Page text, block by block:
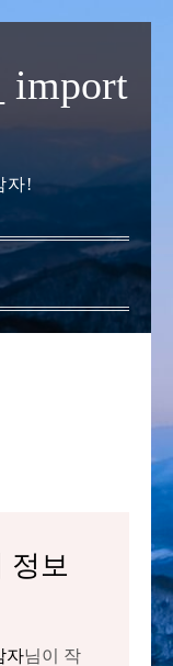
import
자!
정보
자님이 작